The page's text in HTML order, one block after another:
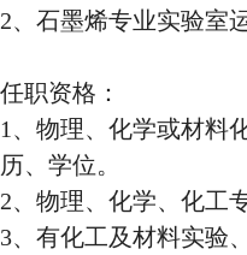
2、石墨烯专业实验室
任职资格：
1、物理、化学或材料
历、学位。
2、物理、化学、化工
3、有化工及材料实验